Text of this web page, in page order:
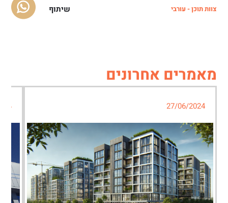
צוות תוכן - עורבי שיתוף
מאמרים אחרונים
27/06/2024